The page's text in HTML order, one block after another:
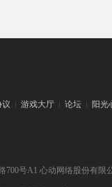
议 游戏大厅 论坛 阳光
700号A1 心动网络股份有限